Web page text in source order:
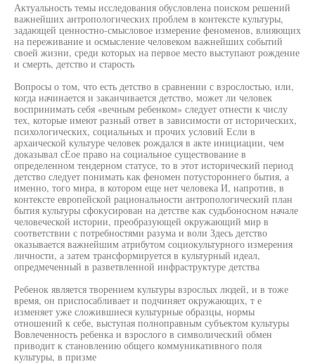
Актуальность темы исследования обусловлена поиском решений
важнейших антропологических проблем в контексте культуры,
задающей ценностно-смысловое измерение феноменов, влияющих
на переживание и осмысление человеком важнейших событий
своей жизни, среди которых на первое место выступают рождение
и смерть, детство и старость
Вопросы о том, что есть детство в сравнении с взрослостью, или,
когда начинается и заканчивается детство, может ли человек
воспринимать себя «вечным ребенком» следует отнести к числу
тех, которые имеют разный ответ в зависимости от исторических,
психологических, социальных и прочих условий Если в
архаической культуре человек рождался в акте инициации, чем
доказывал сЕое право на социальное существование в
определенном тендерном статусе, то в этот исторический период
детство следует понимать как феномен потустороннего бытия, а
именно, того мира, в котором еще нет человека И, напротив, в
контексте европейской рациональности антропологический план
бытия культуры сфокусирован на детстве как судьбоносном начале
человеческой истории, преобразующей окружающий мир в
соответствии с потребностями разума и воли Здесь детство
оказывается важнейшим атрибутом социокультурного измерения
личности, а затем трансформируется в культурный идеал,
опредмеченный в разветвленной инфраструктуре детства
Ребенок является творением культуры взрослых людей, и в тоже
время, он приспосабливает и подчиняет окружающих, т е
изменяет уже сложившиеся культурные образцы, нормы
отношений к себе, выступая полноправным субъектом культуры
Вовлеченность ребенка и взрослого в символический обмен
приводит к становлению общего коммуникативного поля
культуры, в призме